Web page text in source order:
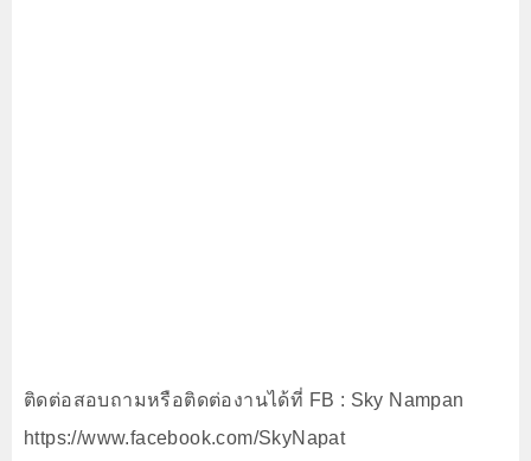
ติดต่อสอบถามหรือติดต่องานได้ที่ FB : Sky Nampan
https://www.facebook.com/SkyNapat